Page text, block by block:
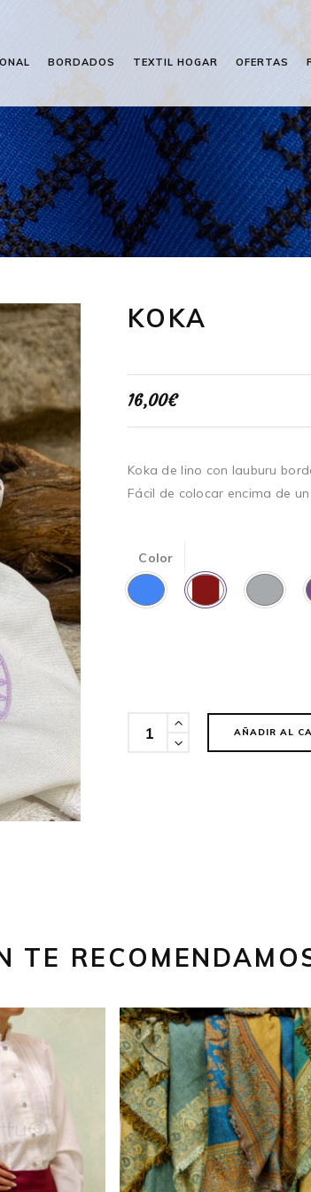
BORDADOS TEXTIL HOGAR OFERTAS
KOKA
16,00€
Koka de lino con lauburu
Fácil de colocar encima de
Color
Cantidad
AÑADIR AL
TE
€Rango
de
59,00€